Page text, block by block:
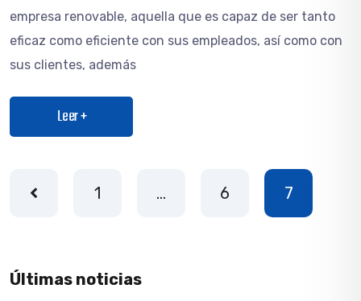
empresa renovable, aquella que es capaz de ser tanto
eficaz como eficiente con sus empleados, así como con
sus clientes, además
Leer +
1 … 6 7
Últimas noticias